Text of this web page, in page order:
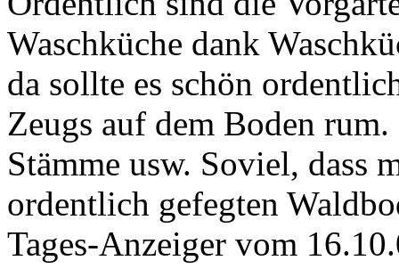
Waschküche dank
da sollte es schön
Zeugs auf dem Boden
Stämme usw. Soviel, dass
ordentlich gefegten
Tages-Anzeiger vom